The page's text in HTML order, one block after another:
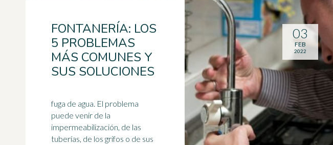
FONTANERÍA: LOS
5 PROBLEMAS
MÁS COMUNES Y
SUS SOLUCIONES
fuga de agua. El problema
puede venir de la
impermeabilización, de las
tuberías, de los grifos o de sus
03
FEB
2022